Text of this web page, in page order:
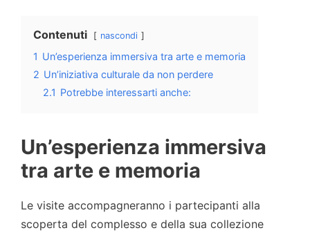
Contenuti nascondi
1 Un’esperienza immersiva tra arte e memoria
2 Un’iniziativa culturale da non perdere
2.1 Potrebbe interessarti anche:
Un’esperienza immersiva
tra arte e memoria
Le visite accompagneranno i partecipanti alla
scoperta del complesso e della sua collezione